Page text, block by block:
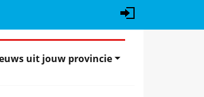
uit jouw provincie